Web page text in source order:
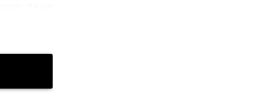
sunt în
9.